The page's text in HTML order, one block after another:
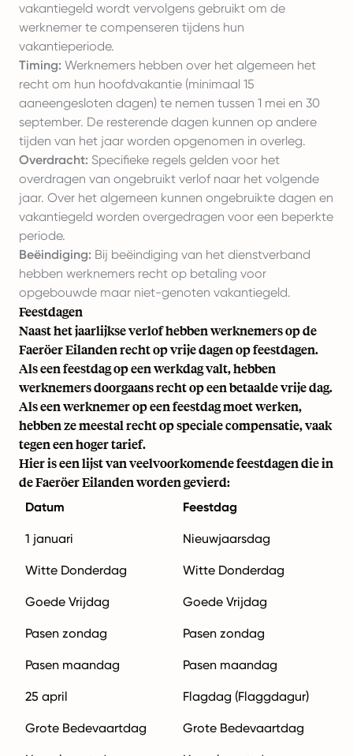
vakantiegeld wordt vervolgens gebruikt om de
werknemer te compenseren tijdens hun
vakantieperiode.
Timing: Werknemers hebben over het algemeen het
recht om hun hoofdvakantie (minimaal 15
aaneengesloten dagen) te nemen tussen 1 mei en 30
september. De resterende dagen kunnen op andere
tijden van het jaar worden opgenomen in overleg.
Overdracht: Specifieke regels gelden voor het
overdragen van ongebruikt verlof naar het volgende
jaar. Over het algemeen kunnen ongebruikte dagen en
vakantiegeld worden overgedragen voor een beperkte
periode.
Beëindiging: Bij beëindiging van het dienstverband
hebben werknemers recht op betaling voor
opgebouwde maar niet-genoten vakantiegeld.
Feestdagen
Naast het jaarlijkse verlof hebben werknemers op de
Faeröer Eilanden recht op vrije dagen op feestdagen.
Als een feestdag op een werkdag valt, hebben
werknemers doorgaans recht op een betaalde vrije dag.
Als een werknemer op een feestdag moet werken,
hebben ze meestal recht op speciale compensatie, vaak
tegen een hoger tarief.
Hier is een lijst van veelvoorkomende feestdagen die in
de Faeröer Eilanden worden gevierd:
Datum Feestdag
1 januari Nieuwjaarsdag
Witte Donderdag Witte Donderdag
Goede Vrijdag Goede Vrijdag
Pasen zondag Pasen zondag
Pasen maandag Pasen maandag
25 april Flagdag (Flaggdagur)
Grote Bedevaartdag Grote Bedevaartdag